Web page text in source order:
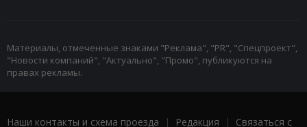
Материалы, отмеченные знаками "Реклама", "PR", "Спецпроект",
"Новости компаний", "Актуально", "Промо", публикуются на
правах рекламы.
Наши контакты и схема проезда | Редакция | Связаться с